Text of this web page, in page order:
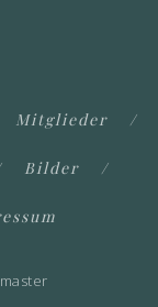
Mitglieder
Bilder